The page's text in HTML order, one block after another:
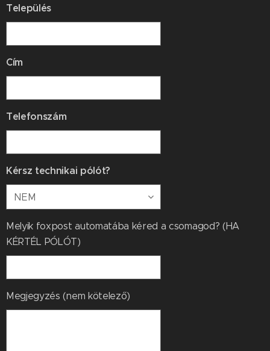
Település
Cím
Telefonszám
Kérsz technikai pólót?
Melyik foxpost automatába kéred a csomagod? (HA
KÉRTÉL PÓLÓT)
Megjegyzés (nem kötelező)